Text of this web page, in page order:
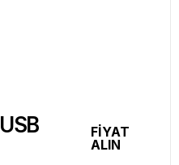
FİYAT
ALIN